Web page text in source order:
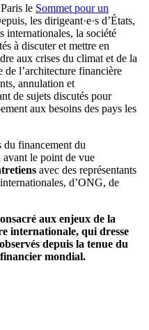
le Sommet pour un
les dirigeant·e·s d’États,
internationales, la société
à discuter et mettre en
aux crises du climat et de la
de l’architecture financière
annulation et
de sujets discutés pour
aux besoins des pays les
du financement du
avant le point de vue
avec des représentants
d’ONG, de
aux enjeux de la
internationale, qui dresse
depuis la tenue du
mondial.